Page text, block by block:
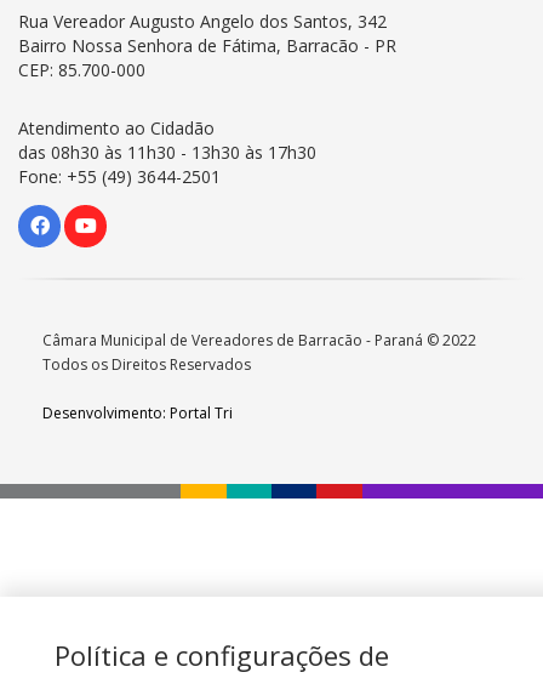
Rua Vereador Augusto Angelo dos Santos, 342
Bairro Nossa Senhora de Fátima, Barracão - PR
CEP: 85.700-000
Atendimento ao Cidadão
das 08h30 às 11h30 - 13h30 às 17h30
Fone: +55 (49) 3644-2501
Câmara Municipal de Vereadores de Barracão - Paraná © 2022
Todos os Direitos Reservados
Desenvolvimento: Portal Tri
Política e configurações de